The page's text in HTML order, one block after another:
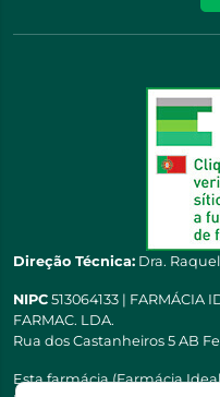
Direção Técnica: Dra.
NIPC 513064133 | FARMÁCIA
FARMAC. LDA.
Rua dos Castanheiros 5 AB
Esta farmácia (Farmácia